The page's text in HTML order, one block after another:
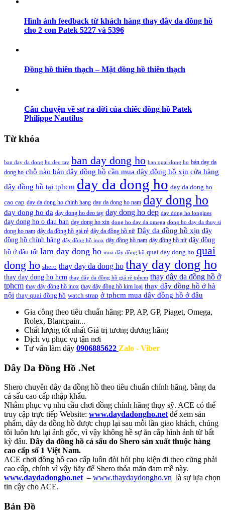
Hình ảnh feedback từ khách hàng thay dây da đồng hồ
cho 2 con Patek 5227 và 5396
Đồng hồ thiên thạch – Mặt đồng hồ thiên thạch
Câu chuyện về sự ra đời của chiếc đồng hồ Patek
Philippe Nautilus
Từ khóa
ban day da dong ho deo tay ban day dong ho ban quai dong ho bán day da
dong ho chỗ nào bán dây đồng hồ cần mua dây đồng hồ xịn cửa hàng
dây đồng hồ tại tphcm day da dong ho day da dong ho
cao cap day da dong ho chinh hang day da dong ho nam day dong ho
day dong ho da day dong ho deo tay day dong ho dep day dong ho longines
day dong ho o dau ban day dong ho xin dong ho day da omega dong ho day da thuy si
dong ho nam dây da đồng hồ giá rẻ dây da đồng hồ nữ Dây da đồng hồ xịn dây
đồng hồ chính hãng dây đồng hồ inox dây đồng hồ nam dây đồng hồ nữ dây đồng
hồ ở đâu tốt lam day dong ho mua dây đồng hồ quai day dong ho quai
dong ho shero thay day da dong ho thay day dong ho
thay day dong ho hcm thay dây da đồng hồ giá rẻ tphcm thay dây da đồng hồ ở
tphcm thay dây đồng hồ inox thay dây đồng hồ kim loại thay dây đồng hồ ở hà
nội thay quai đồng hồ watch strap ở tphcm mua dây đồng hồ ở đâu
Gia công theo tiêu chuẩn hãng: PP, AP, GP, Piaget, Omega,
Rolex, Blancpain...
Chất lượng tốt nhất Giá trị tương đương hãng
Dịch vụ phục vụ tận nơi
Tư vấn làm dây 0906885622 Zalo - Viber
Dây Da Đồng Hồ .Net
Shero chuyên dây da đồng hồ theo tiêu chuẩn chính hãng, bằng da
cá sấu cao cấp nhập khẩu.
Nhằm phục vụ nhu cầu chơi đồng chính hãng thụy sỹ. ACE có thể
truy cập trực tiếp Website: www.daydadongho.net để xem sản
phẩm, dây da đồng hồ được chụp lại sau mỗi lần giao khách, chúng
tôi luôn lưu lại ảnh gốc, vì vậy không hề sợ ăn cắp hình ảnh từ bất
kỳ đâu. Dây da đồng hồ cá sấu do Shero sản xuất thuộc hàng
cao cấp số 1 Việt Nam.
ACE chơi đồng hồ cao cấp luôn đòi hỏi phụ kiện đi theo cũng phải
cao cấp, chính vì vậy hãy để Shero thỏa mãn đam mê này.
www.daydadongho.net – www.thaydaydongho.vn là sự lựa chọn
tin cậy cho ACE.
Bản Đồ